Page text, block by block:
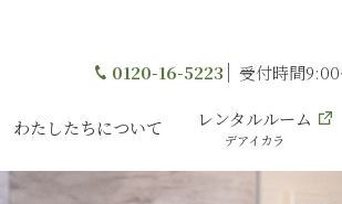
0120-16-5223 受付時間
わたしたちについて レンタルルーム
デアイカラ